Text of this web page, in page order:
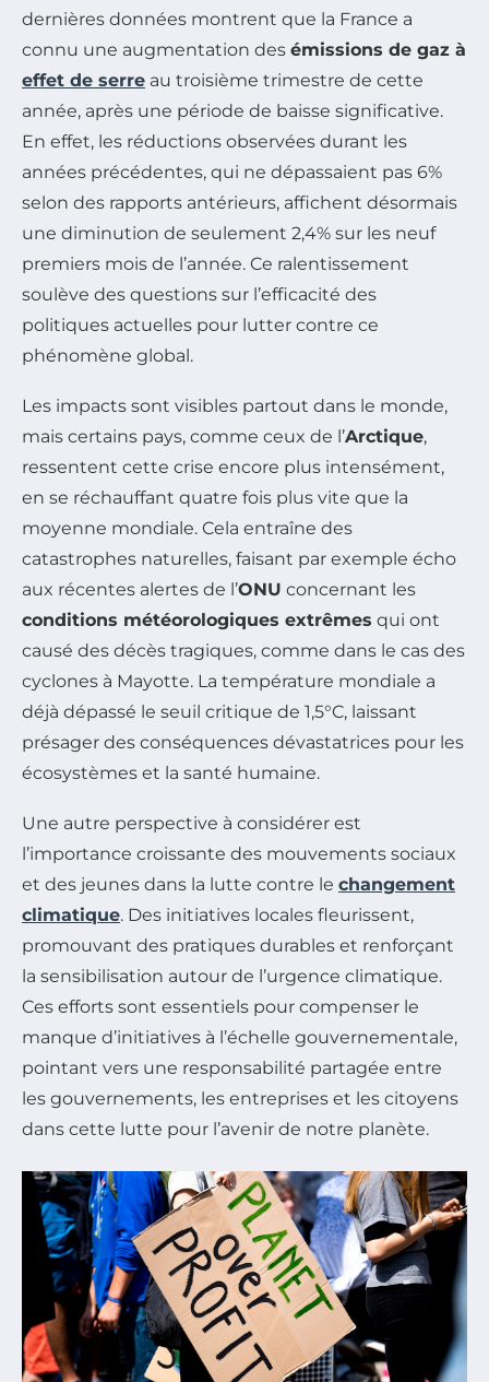
dernières données montrent que la France a
connu une augmentation des émissions de gaz à
effet de serre au troisième trimestre de cette
année, après une période de baisse significative.
En effet, les réductions observées durant les
années précédentes, qui ne dépassaient pas 6%
selon des rapports antérieurs, affichent désormais
une diminution de seulement 2,4% sur les neuf
premiers mois de l’année. Ce ralentissement
soulève des questions sur l’efficacité des
politiques actuelles pour lutter contre ce
phénomène global.
Les impacts sont visibles partout dans le monde,
mais certains pays, comme ceux de l’Arctique,
ressentent cette crise encore plus intensément,
en se réchauffant quatre fois plus vite que la
moyenne mondiale. Cela entraîne des
catastrophes naturelles, faisant par exemple écho
aux récentes alertes de l’ONU concernant les
conditions météorologiques extrêmes qui ont
causé des décès tragiques, comme dans le cas des
cyclones à Mayotte. La température mondiale a
déjà dépassé le seuil critique de 1,5°C, laissant
présager des conséquences dévastatrices pour les
écosystèmes et la santé humaine.
Une autre perspective à considérer est
l’importance croissante des mouvements sociaux
et des jeunes dans la lutte contre le changement
climatique. Des initiatives locales fleurissent,
promouvant des pratiques durables et renforçant
la sensibilisation autour de l’urgence climatique.
Ces efforts sont essentiels pour compenser le
manque d’initiatives à l’échelle gouvernementale,
pointant vers une responsabilité partagée entre
les gouvernements, les entreprises et les citoyens
dans cette lutte pour l’avenir de notre planète.